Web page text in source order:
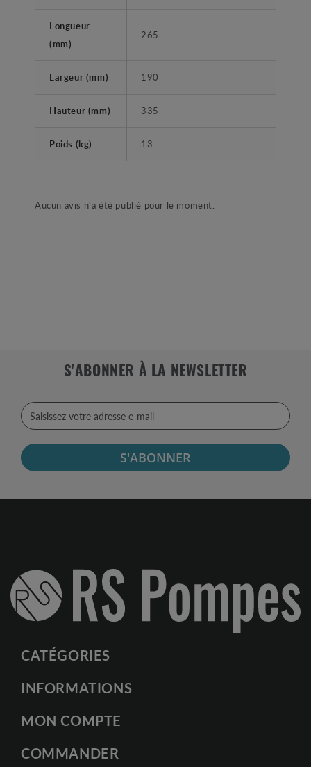
Longueur
(mm)
265
Largeur (mm) 190
Hauteur (mm) 335
Poids (kg) 13
Aucun avis n'a été publié pour le moment.
S'ABONNER À LA NEWSLETTER
S'ABONNER
CATÉGORIES
INFORMATIONS
MON COMPTE
COMMANDER